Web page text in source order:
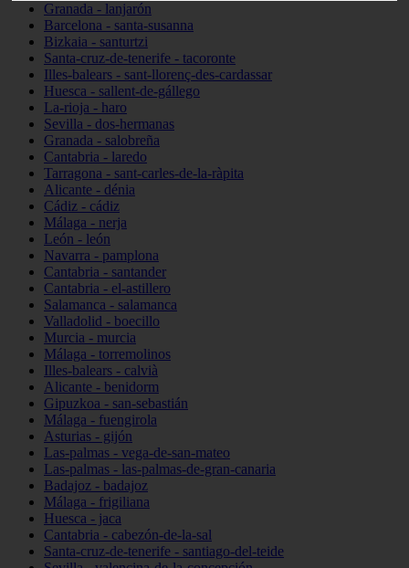
Granada - lanjarón
Barcelona - santa-susanna
Bizkaia - santurtzi
Santa-cruz-de-tenerife - tacoronte
Illes-balears - sant-llorenç-des-cardassar
Huesca - sallent-de-gállego
La-rioja - haro
Sevilla - dos-hermanas
Granada - salobreña
Cantabria - laredo
Tarragona - sant-carles-de-la-ràpita
Alicante - dénia
Cádiz - cádiz
Málaga - nerja
León - león
Navarra - pamplona
Cantabria - santander
Cantabria - el-astillero
Salamanca - salamanca
Valladolid - boecillo
Murcia - murcia
Málaga - torremolinos
Illes-balears - calvià
Alicante - benidorm
Gipuzkoa - san-sebastián
Málaga - fuengirola
Asturias - gijón
Las-palmas - vega-de-san-mateo
Las-palmas - las-palmas-de-gran-canaria
Badajoz - badajoz
Málaga - frigiliana
Huesca - jaca
Cantabria - cabezón-de-la-sal
Santa-cruz-de-tenerife - santiago-del-teide